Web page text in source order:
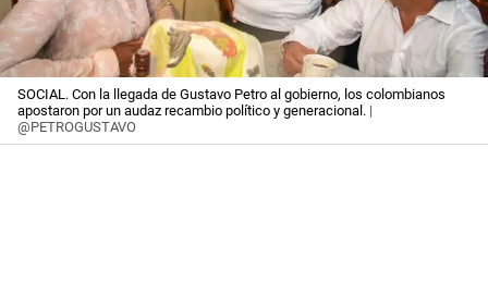
SOCIAL. Con la llegada de Gustavo Petro al gobierno, los colombianos
apostaron por un audaz recambio político y generacional. |
@PETROGUSTAVO